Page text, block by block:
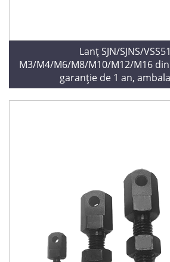
Lanț SJN/SJNS/
M3/M4/M6/M8/M10/M12/M16
garanție de 1 an,